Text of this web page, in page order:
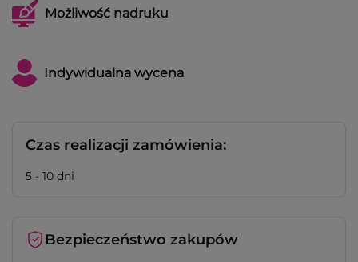
Możliwość nadruku
Indywidualna wycena
Czas realizacji zamówienia:
5 - 10 dni
Bezpieczeństwo zakupów